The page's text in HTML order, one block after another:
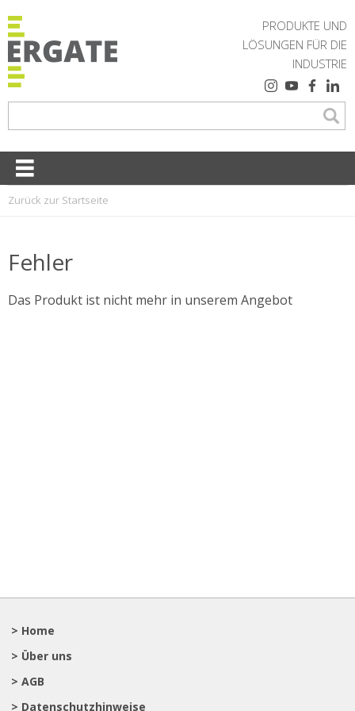
PRODUKTE UND
LÖSUNGEN FÜR DIE
INDUSTRIE
Zurück zur Startseite
Fehler
Das Produkt ist nicht mehr in unserem Angebot
> Home
> Über uns
> AGB
> Datenschutzhinweise